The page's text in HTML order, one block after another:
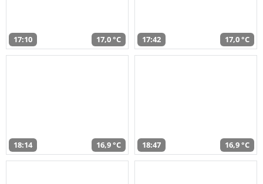
17:10 17,0 °C 17:42 17,0 °C
18:14 16,9 °C 18:47 16,9 °C